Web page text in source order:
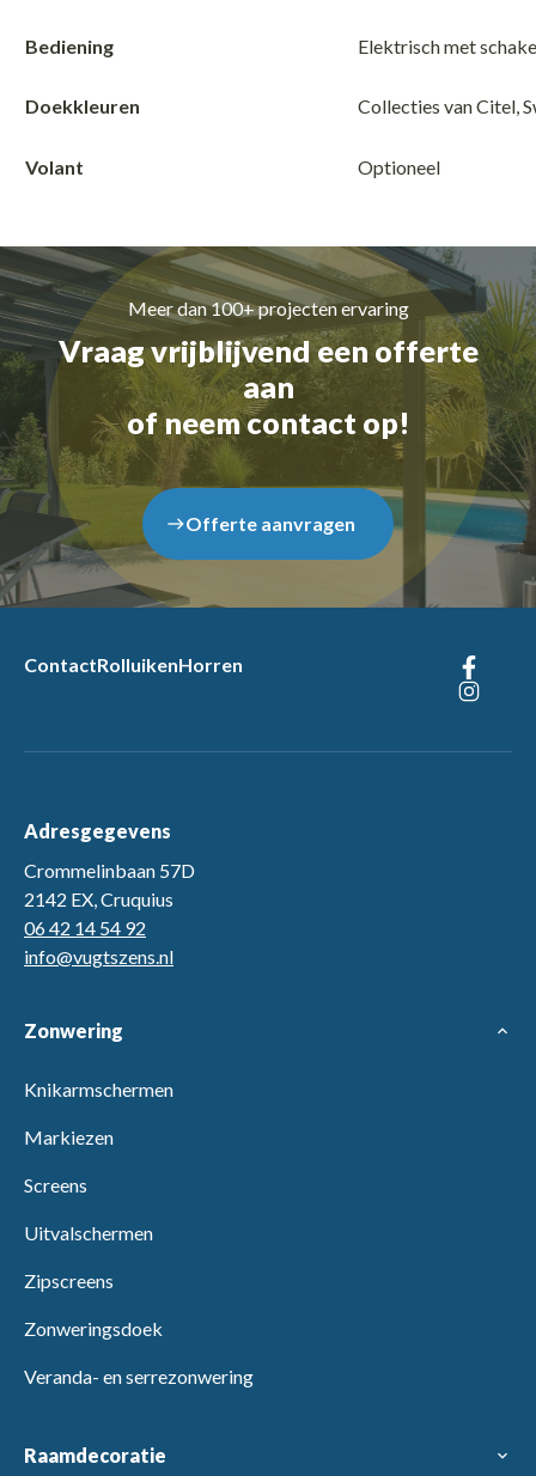
Bediening Elektrisch met
Doekkleuren Collecties van Citel,
Volant Optioneel
Meer dan 100+ projecten ervaring
Vraag vrijblijvend een offerte
aan
of neem contact op!
eastOfferte aanvragen
ContactRolluikenHorren
Zonwering expand_more
Knikarmschermen
Markiezen
Screens
Uitvalschermen
Zipscreens
Zonweringsdoek
Veranda- en serrezonwering
Raamdecoratie expand_more
Adresgegevens
Crommelinbaan 57D
2142 EX, Cruquius
06 42 14 54 92
info@vugtszens.nl